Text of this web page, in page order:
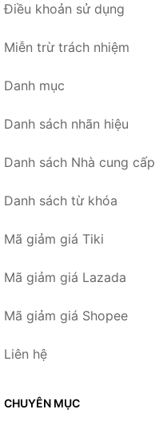
Điều khoản sử dụng
Miễn trừ trách nhiệm
Danh mục
Danh sách nhãn hiệu
Danh sách Nhà cung cấp
Danh sách từ khóa
Mã giảm giá Tiki
Mã giảm giá Lazada
Mã giảm giá Shopee
Liên hệ
CHUYÊN MỤC